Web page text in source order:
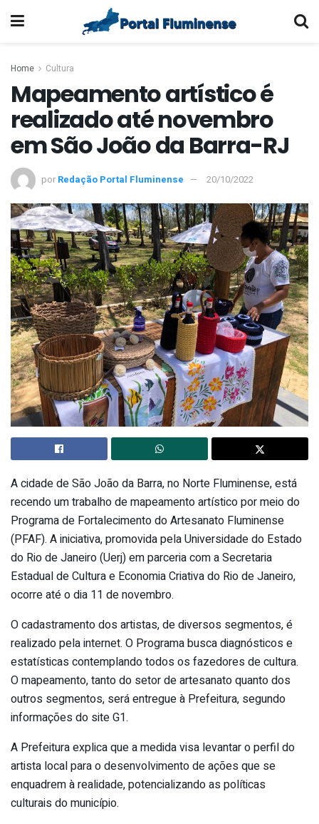
Home Cultura
Mapeamento artístico é
realizado até novembro
em São João da Barra-RJ
por Redação Portal Fluminense 20/10/2022
A cidade de São João da Barra, no Norte Fluminense, está
recendo um trabalho de mapeamento artístico por meio do
Programa de Fortalecimento do Artesanato Fluminense
(PFAF). A iniciativa, promovida pela Universidade do Estado
do Rio de Janeiro (Uerj) em parceria com a Secretaria
Estadual de Cultura e Economia Criativa do Rio de Janeiro,
ocorre até o dia 11 de novembro.
O cadastramento dos artistas, de diversos segmentos, é
realizado pela internet. O Programa busca diagnósticos e
estatísticas contemplando todos os fazedores de cultura.
O mapeamento, tanto do setor de artesanato quanto dos
outros segmentos, será entregue à Prefeitura, segundo
informações do site G1.
A Prefeitura explica que a medida visa levantar o perfil do
artista local para o desenvolvimento de ações que se
enquadrem à realidade, potencializando as políticas
culturais do município.